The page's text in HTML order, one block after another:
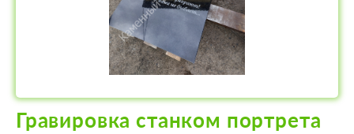
Гравировка станком портрета